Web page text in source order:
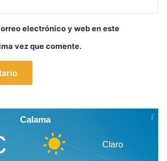
electrónico y web en este
vez que comente.
Calama
Claro